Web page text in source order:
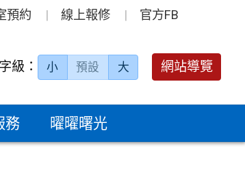
預約 線上報修 官方FB
字級： 小 預設 大 網站導覽
務 曜曜曙光